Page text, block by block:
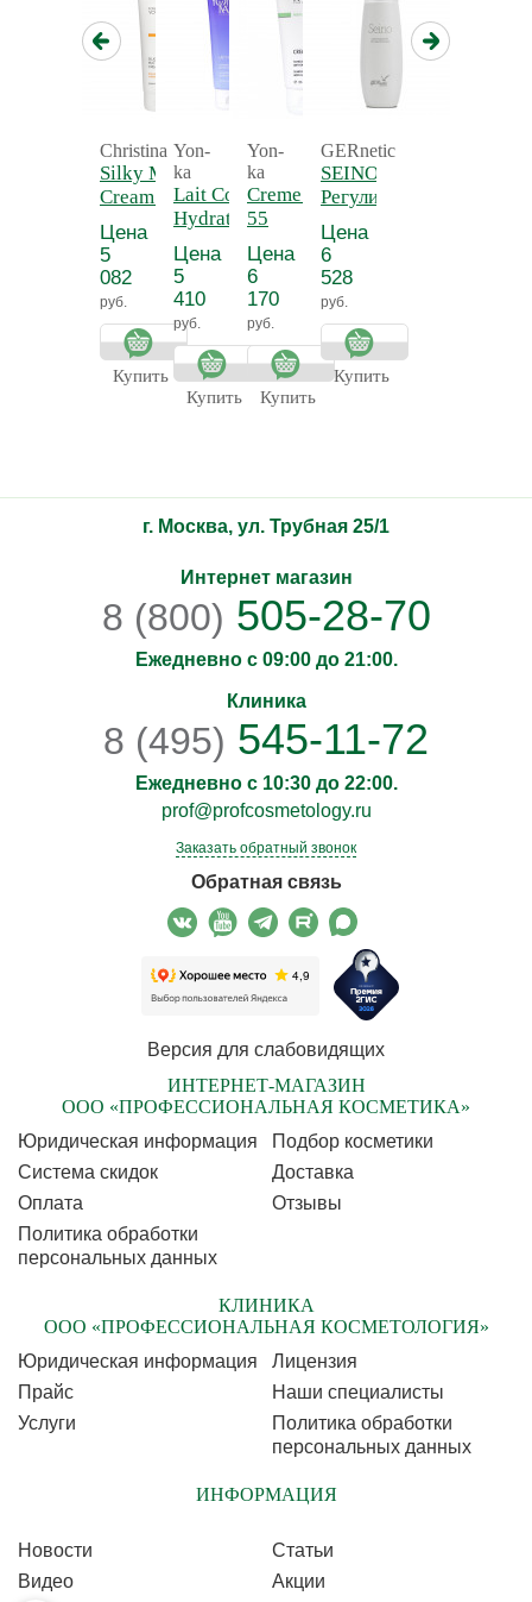
Christina
Silky Matte
Cream -
Нежный
матирующий
крем для
тела
Цена
5
082
руб.
Купить
Yon-
ka
Lait Corps
Hydratant
Detox -
Молочко для
тела
увлажняющее
Прованс
Цена
5
410
руб.
Купить
Yon-
ka
Creme 55 - Крем
55
антицеллюлитный
Цена
6
170
руб.
Купить
GERnetic
SEINO -
Регулирующий
и
тонизирующий
лосьон для
бюста СЕЙНО
Цена
6
528
руб.
Купить
г. Москва, ул. Трубная 25/1
Интернет магазин
8 (800) 505-28-70
Ежедневно с 09:00 до 21:00.
Клиника
8 (495) 545-11-72
Ежедневно с 10:30 до 22:00.
prof@profcosmetology.ru
Заказать обратный звонок
Обратная связь
Версия для слабовидящих
ИНТЕРНЕТ-МАГАЗИН
ООО «ПРОФЕССИОНАЛЬНАЯ КОСМЕТИКА»
Юридическая информация
Подбор косметики
Cистема скидок
Доставка
Оплата
Отзывы
Политика обработки
персональных данных
КЛИНИКА
ООО «ПРОФЕССИОНАЛЬНАЯ КОСМЕТОЛОГИЯ»
Юридическая информация
Лицензия
Прайс
Наши специалисты
Услуги
Политика обработки
персональных данных
ИНФОРМАЦИЯ
Новости
Статьи
Видео
Акции